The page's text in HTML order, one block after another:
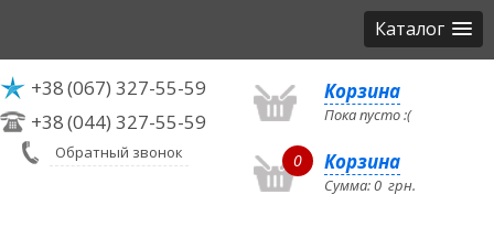
Каталог
+38(067) 327-55-59
+38(044) 327-55-59
Обратный звонок
Корзина
Пока пусто :(
0 Корзина
Сумма:0 грн.